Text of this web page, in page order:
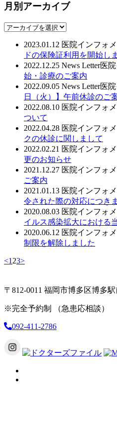
月別アーカイブ
2023.01.12 医院インフォ
ドの保険証利用を開始し
2022.12.25 News Letter医
始・診療のご案内
2022.09.05 News Letter医
日（火）】午前休診のご
2022.08.10 医院インフォ
ついて
2022.04.28 医院インフォ
クの休診に関しまして
2022.02.21 医院インフォ
更のお知らせ
2021.12.27 医院インフォ
ご案内
2021.01.13 医院インフォ
令された際の対応につき
2020.08.03 医院インフォ
イルス感染拡大における
2020.06.12 医院インフォ
制限を解除しました
<1 23>
〒812-0011 福岡市博多区博多
※完全予約制 （急患応相談）
092-411-2786